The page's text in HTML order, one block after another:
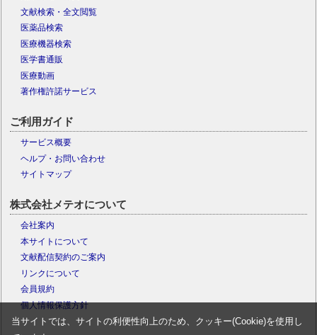
文献検索・全文閲覧
医薬品検索
医療機器検索
医学書通販
医療動画
著作権許諾サービス
ご利用ガイド
サービス概要
ヘルプ・お問い合わせ
サイトマップ
株式会社メテオについて
会社案内
本サイトについて
文献配信契約のご案内
リンクについて
会員規約
個人情報保護方針
当サイトでは、サイトの利便性向上のため、クッキー(Cookie)を使用し